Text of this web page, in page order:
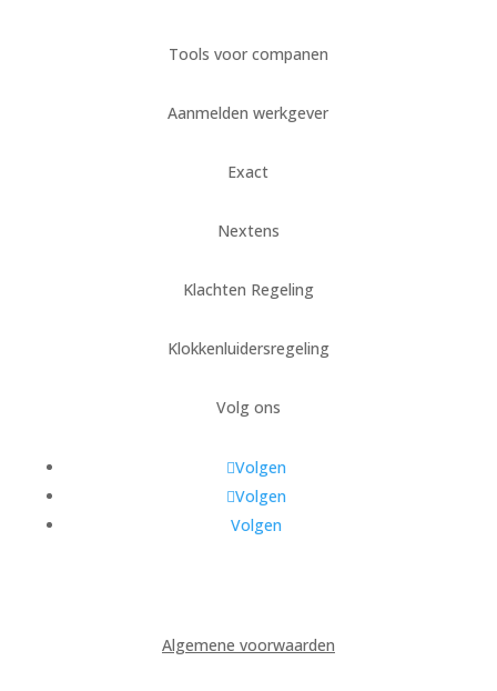
Tools voor companen
Aanmelden werkgever
Exact
Nextens
Klachten Regeling
Klokkenluidersregeling
Volg ons
Volgen
Volgen
Volgen
Algemene voorwaarden